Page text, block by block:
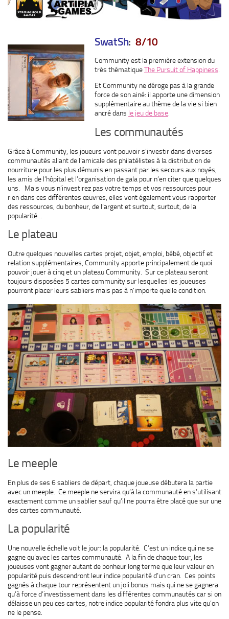
SwatSh:8/10
Community est la première extension du
très thématiqueThe Pursuit of Happiness
Et Community ne déroge pas à la grande
force de son ainé: il apporte une dimension
supplémentaire au thème de la vie si bien
ancré dans le jeu de base.
Les communautés
Grâce à Community, les joueurs vont pouvoir s’investir dans diverses
communautés allant de l’amicale des philatélistes à la distribution de
nourriture pour les plus démunis en passant par les secours aux noyés,
les amis de l’hôpital et l’organisation de gala pour n’en citer que quelques
uns. Mais vous n’investirez pas votre temps et vos ressources pour
rien dans ces différentes œuvres, elles vont également vous rapporter
des ressources, du bonheur, de l’argent et surtout, surtout, de la
popularité…
Le plateau
Outre quelques nouvelles cartes projet, objet, emploi, bébé, objectif et
relation supplémentaires, Community apporte principalement de quoi
pouvoir jouer à cinq et un plateau Community. Sur ce plateau seront
toujours disposées 5 cartes community sur lesquelles les joueuses
pourront placer leurs sabliers mais pas à n’importe quelle condition.
Le meeple
En plus de ses 6 sabliers de départ, chaque joueuse débutera la partie
avec un meeple. Ce meeple ne servira qu’à la communauté en s’utilisant
exactement comme un sablier sauf qu’il ne pourra être placé que sur une
des cartes communauté.
La popularité
Une nouvelle échelle voit le jour: la popularité. C’est un indice qui ne se
gagne qu’avec les cartes communauté. A la fin de chaque tour, les
joueuses vont gagner autant de bonheur long terme que leur valeur en
popularité puis descendront leur indice popularité d’un cran. Ces points
gagnés à chaque tour représentent un joli bonus mais qui ne se gagnera
qu’à force d’investissement dans les différentes communautés car si on
délaisse un peu ces cartes, notre indice popularité fondra plus vite qu’on
ne le pense.